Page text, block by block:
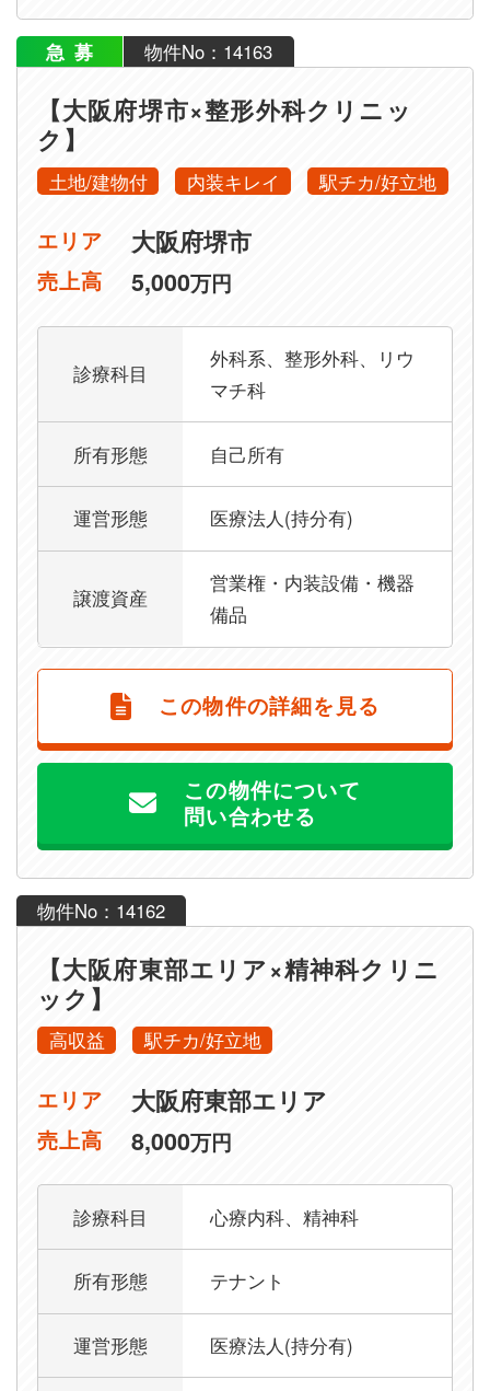
急募 物件No：14163
【大阪府堺市×整形外科クリニッ
ク】
土地/建物付 内装キレイ 駅チカ/好立地
エリア 大阪府堺市
売上高 5,000万円
診療科目
外科系、整形外科、リウ
マチ科
所有形態 自己所有
運営形態 医療法人(持分有)
譲渡資産
営業権・内装設備・機器
備品
この物件の詳細を見る
この物件について
問い合わせる
物件No：14162
【大阪府東部エリア×精神科クリニ
ック】
高収益 駅チカ/好立地
エリア 大阪府東部エリア
売上高 8,000万円
診療科目 心療内科、精神科
所有形態 テナント
運営形態 医療法人(持分有)